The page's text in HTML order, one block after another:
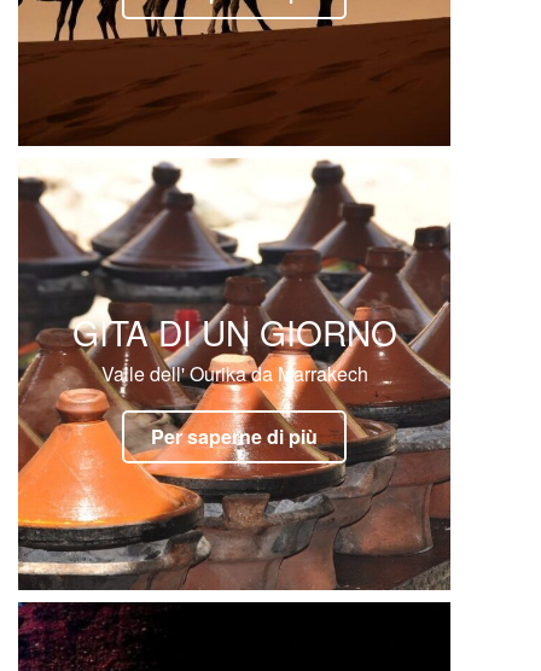
GITA DI UN GIORNO
Valle dell' Ourika da Marrakech
Per saperne di più